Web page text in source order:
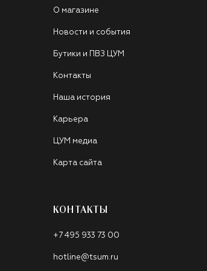
О магазине
Новости и события
Бутики и ПВЗ ЦУМ
Контакты
Наша история
Карьера
ЦУМ медиа
Карта сайта
КОНТАКТЫ
+7 495 933 73 00
hotline@tsum.ru